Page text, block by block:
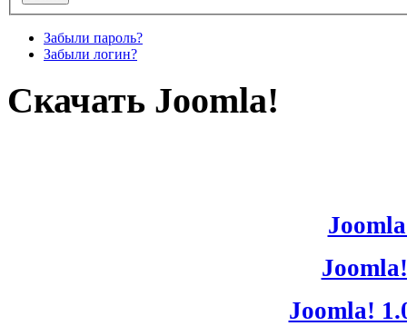
Забыли пароль?
Забыли логин?
Скачать Joomla!
Joomla!